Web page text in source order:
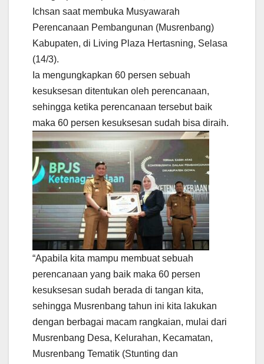
Ichsan saat membuka Musyawarah
Perencanaan Pembangunan (Musrenbang)
Kabupaten, di Living Plaza Hertasning, Selasa
(14/3).
Ia mengungkapkan 60 persen sebuah
kesuksesan ditentukan oleh perencanaan,
sehingga ketika perencanaan tersebut baik
maka 60 persen kesuksesan sudah bisa diraih.
“Apabila kita mampu membuat sebuah
perencanaan yang baik maka 60 persen
kesuksesan sudah berada di tangan kita,
sehingga Musrenbang tahun ini kita lakukan
dengan berbagai macam rangkaian, mulai dari
Musrenbang Desa, Kelurahan, Kecamatan,
Musrenbang Tematik (Stunting dan